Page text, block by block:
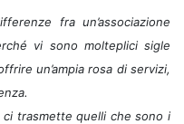
fra un’associazione
vi sono molteplici sigle
un’ampia rosa di servizi,
ci trasmette quelli che sono i